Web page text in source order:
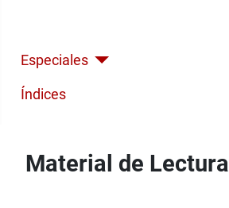
Especiales
Índices
Material de Lectura